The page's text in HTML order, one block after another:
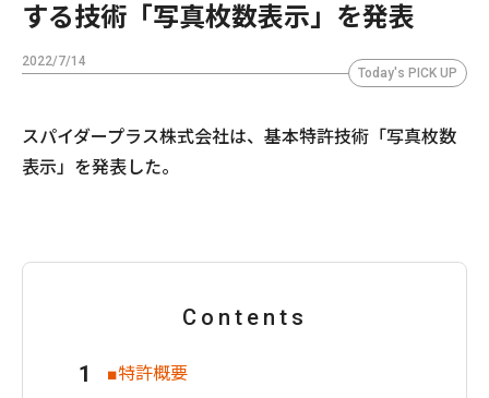
する技術「写真枚数表示」を発表
2022/7/14
Today's PICK UP
スパイダープラス株式会社は、基本特許技術「写真枚数
表示」を発表した。
Contents
■特許概要